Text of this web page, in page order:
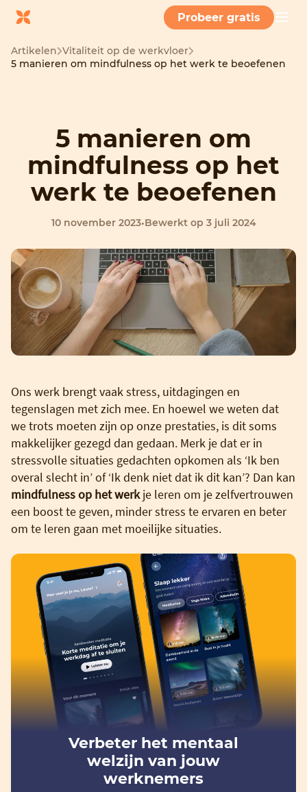
Probeer gratis
Artikelen Vitaliteit op de werkvloer
5 manieren om mindfulness op het werk te beoefenen
5 manieren om
mindfulness op het
werk te beoefenen
10 november 2023•Bewerkt op 3 juli 2024
Ons werk brengt vaak stress, uitdagingen en
tegenslagen met zich mee. En hoewel we weten dat
we trots moeten zijn op onze prestaties, is dit soms
makkelijker gezegd dan gedaan. Merk je dat er in
stressvolle situaties gedachten opkomen als ‘Ik ben
overal slecht in’ of ‘Ik denk niet dat ik dit kan’? Dan kan
mindfulness op het werkje leren om je zelfvertrouwen
een boost te geven, minder stress te ervaren en beter
om te leren gaan met moeilijke situaties.
Verbeter het mentaal
welzijn van jouw
werknemers